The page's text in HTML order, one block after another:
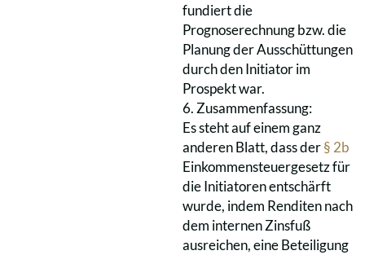
fundiert die
Prognoserechnung bzw. die
Planung der Ausschüttungen
durch den Initiator im
Prospekt war.
6. Zusammenfassung:
Es steht auf einem ganz
anderen Blatt, dass der§ 2b
Einkommensteuergesetz für
die Initiatoren entschärft
wurde, indem Renditen nach
dem internen Zinsfuß
ausreichen, eine Beteiligung